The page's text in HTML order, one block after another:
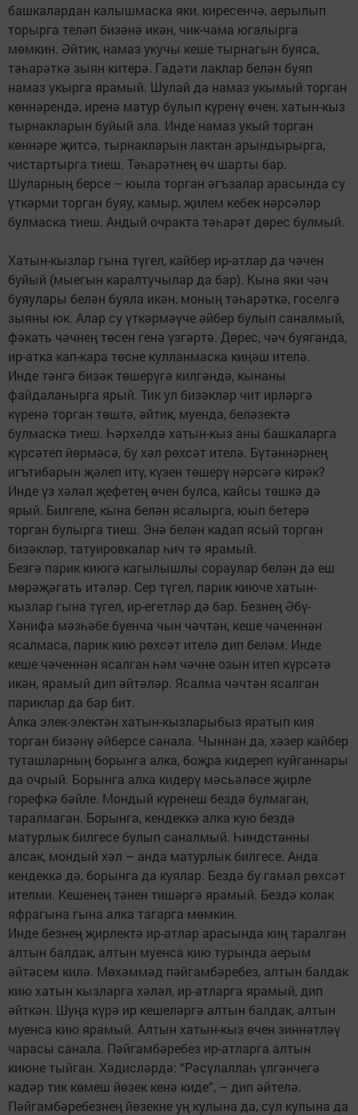
башкалардан калыш­мас­ка яки, киресенчә, аерылып
торырга теләп бизәнә икән, чик-чама югалырга
мөмкин. Әйтик, намаз укучы кеше тырнагын буяса,
тәһарәткә зыян китерә. Гадәти лаклар белән буяп
намаз укырга ярамый. Шулай да намаз укымый торган
көннәрендә, иренә матур булып күренү өчен, хатын-кыз
тырнакларын буйый ала. Инде намаз укый торган
көннәре җит­сә, тырнакларын лактан арындырырга,
чистартырга тиеш. Тәһа­рәтнең өч шарты бар.
Шуларның берсе – юыла торган әгъзалар арасында су
үткәрми торган буяу, камыр, җилем кебек нәрсәләр
булмаска тиеш. Андый очракта тәһарәт дөрес булмый.
Хатын-кызлар гына түгел, кайбер ир-атлар да чәчен
буйый (мыегын каралтучылар да бар). Кына яки чәч
буяулары белән буяла икән, моның тәһарәткә, госелгә
зыяны юк. Алар су үткәрмәүче әйбер булып саналмый,
фәкать чәчнең төсен генә үзгәртә. Дөрес, чәч буяганда,
ир-атка кап-кара төсне кулланмаска киңәш ителә.
Инде тәнгә бизәк төшерүгә кил­гәндә, кынаны
файдаланырга ярый. Тик ул бизәкләр чит ир­ләргә
күренә торган төштә, әйтик, муенда, беләзектә
булмаска тиеш. Һәрхәлдә хатын-кыз аны башкаларга
күрсәтеп йөрмәсә, бу хәл рөхсәт ителә. Бүтәннәрнең
игътибарын җәлеп итү, күзен төшерү нәрсәгә кирәк?
Инде үз хәләл җефетең өчен булса, кайсы төшкә дә
ярый. Билгеле, кына белән ясалырга, юып бетерә
торган булырга тиеш. Энә белән кадап ясый торган
бизәкләр, татуировкалар һич тә ярамый.
Безгә парик киюгә кагылышлы сораулар белән дә еш
мөрәҗәгать итәләр. Сер түгел, парик киюче хатын-
кызлар гына түгел, ир-егетләр дә бар. Безнең Әбү-
Хәнифә мәзһәбе буенча чын чәчтән, кеше чәченнән
ясалмаса, парик кию рөхсәт ителә дип беләм. Инде
кеше чәченнән ясалган һәм чәчне озын итеп күрсәтә
икән, ярамый дип әйтәләр. Ясалма чәчтән ясалган
париклар да бар бит.
Алка элек-электән хатын-кызларыбыз яратып кия
торган бизәнү әйберсе санала. Чыннан да, хәзер кайбер
туташларның борынга алка, боҗра кидереп куйганнары
да очрый. Борынга алка кидерү мәсьәләсе җирле
горефкә бәйле. Мондый күренеш бездә булмаган,
таралмаган. Борынга, кендеккә алка кую бездә
матурлык билгесе булып саналмый. Һиндстанны
алсак, мондый хәл – анда матурлык билгесе. Анда
кендеккә дә, борынга да куялар. Бездә бу гамәл рөхсәт
ителми. Кешенең тәнен тишәргә ярамый. Бездә колак
яфрагына гына алка тагарга мөмкин.
Инде безнең җирлектә ир-атлар арасында киң таралган
алтын балдак, алтын муенса кию турында аерым
әйтәсем килә. Мөхәммәд пәйгамбәребез, алтын балдак
кию хатын кызларга хәләл, ир-атларга ярамый, дип
әйткән. Шуңа күрә ир кешеләргә алтын балдак, алтын
муенса кию ярамый. Алтын хатын-кыз өчен зиннәтләү
чарасы санала. Пәй­гам­бәребез ир-атларга алтын
киюне тыйган. Хәдисләрдә: “Рә­сүлал­лаһ үлгәнчегә
кадәр тик көмеш йөзек кенә киде”, – дип әйтелә.
Пәйгамбәребезнең йө­зекне уң кулына да, сул кулына да